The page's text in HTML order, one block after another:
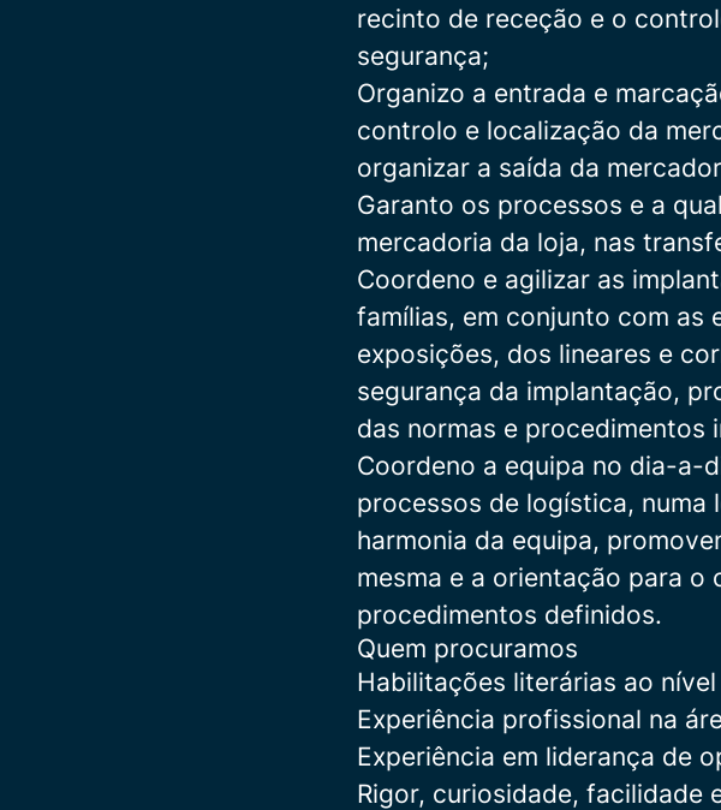
recinto de receção e o
segurança;
Organizo a entrada e
controlo e localização da
organizar a saída da
Garanto os processos e a
mercadoria da loja, nas
Coordeno e agilizar as
famílias, em conjunto com as
exposições, dos lineares e
segurança da implantação,
das normas e procedimentos
Coordeno a equipa no dia-a-
processos de logística, numa
harmonia da equipa,
mesma e a orientação para
procedimentos definidos.
Quem procuramos
Habilitações literárias ao nível
Experiência profissional na
Experiência em liderança de
Rigor, curiosidade, facilidade